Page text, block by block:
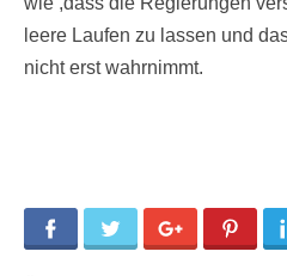
leere Laufen zu lassen und
nicht erst wahrnimmt.
Facebook Twitter Google+